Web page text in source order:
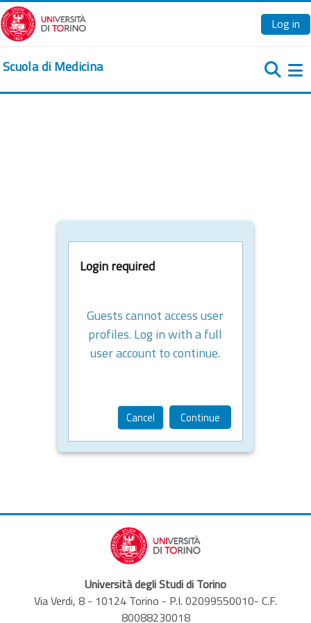
Skip to main content
Log in
Scuola di Medicina
Login required
Guests cannot access user
profiles. Log in with a full
user account to continue.
Cancel Continue
Università degli Studi di Torino
Via Verdi, 8 - 10124 Torino - P.I. 02099550010- C.F.
80088230018